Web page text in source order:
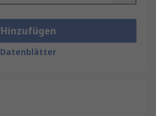
Hinzufügen
Datenblätter